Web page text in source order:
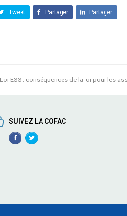
Tweet Partager Partager
previous
Loi ESS : conséquences de la loi pour les
SUIVEZ LA COFAC
FacebookTwitterProfile